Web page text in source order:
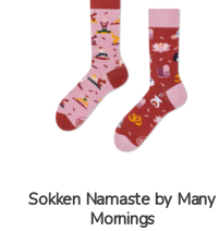
Sokken Namaste by Many
Mornings